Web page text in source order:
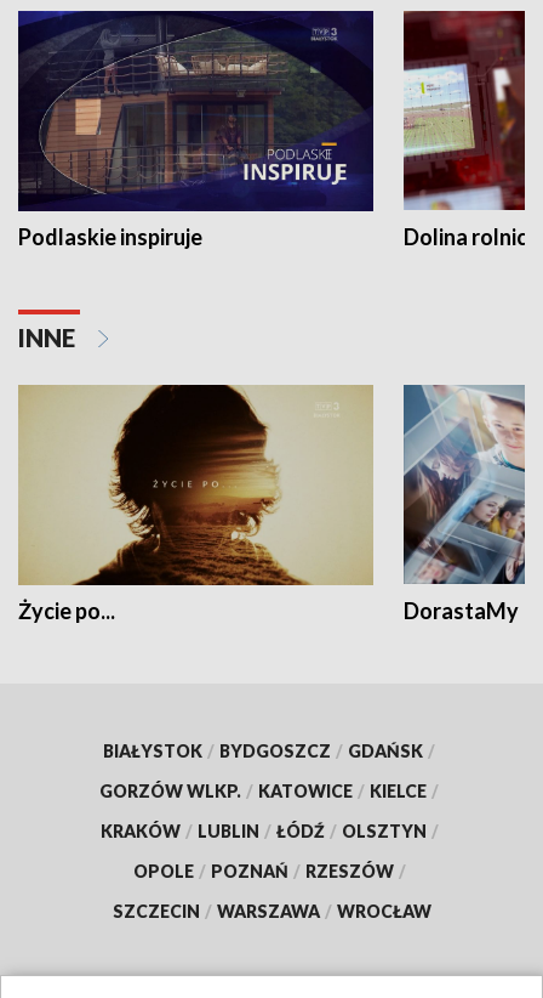
Podlaskie inspiruje Dolina
INNE
Życie po... DorastaMy
BIAŁYSTOK / BYDGOSZCZ / GDAŃSK /
GORZÓW WLKP. / KATOWICE / KIELCE /
KRAKÓW / LUBLIN / ŁÓDŹ / OLSZTYN /
OPOLE / POZNAŃ / RZESZÓW /
SZCZECIN / WARSZAWA / WROCŁAW